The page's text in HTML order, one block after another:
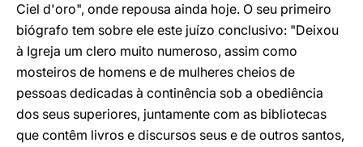
Ciel d'oro", onde repousa ainda hoje. O seu primeiro
biógrafo tem sobre ele este juízo conclusivo: "Deixou
à Igreja um clero muito numeroso, assim como
mosteiros de homens e de mulheres cheios de
pessoas dedicadas à continência sob a obediência
dos seus superiores, juntamente com as bibliotecas
que contêm livros e discursos seus e de outros santos,